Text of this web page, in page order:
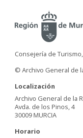
Consejería de
© Archivo General de
Localización
Archivo General de la
Avda. de los Pinos, 4
30009 MURCIA
Horario